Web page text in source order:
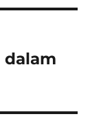
dalam